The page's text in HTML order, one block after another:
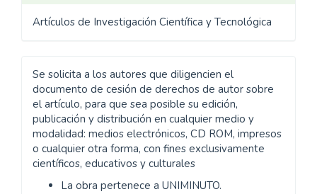
Artículos de Investigación Científica y Tecnológica
Se solicita a los autores que diligencien el
documento de cesión de derechos de autor sobre
el artículo, para que sea posible su edición,
publicación y distribución en cualquier medio y
modalidad: medios electrónicos, CD ROM, impresos
o cualquier otra forma, con fines exclusivamente
científicos, educativos y culturales
La obra pertenece a UNIMINUTO.